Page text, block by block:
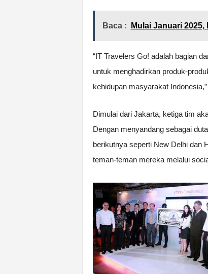
Baca : Mulai Januari
“IT Travelers Go! adalah bagian
untuk menghadirkan produk-
kehidupan masyarakat
Dimulai dari Jakarta, ketiga tim
Dengan menyandang sebagai
berikutnya seperti New Delhi dan
teman-teman mereka melalui